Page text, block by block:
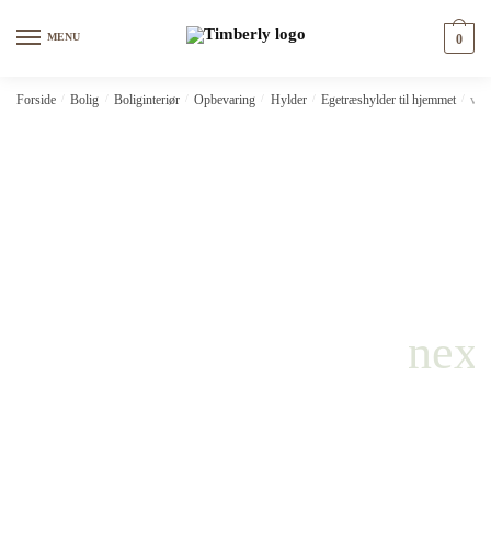
MENU 0
Forside Bolig Boliginteriør Opbevaring Hylder Egetræshylder til hjemmet